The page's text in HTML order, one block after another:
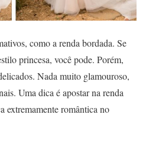
como a renda bordada. Se
princesa, você pode. Porém,
Nada muito glamouroso,
Uma dica é apostar na renda
extremamente romântica no